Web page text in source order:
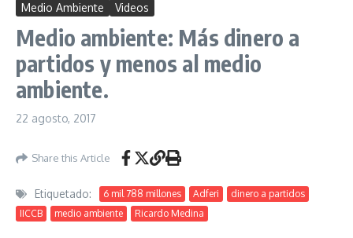
Medio Ambiente Videos
Medio ambiente: Más dinero a
partidos y menos al medio
ambiente.
22 agosto, 2017
Share this Article
Etiquetado: 6 mil 788 millones Adferi
dinero a partidos
IICCB
medio ambiente Ricardo Medina